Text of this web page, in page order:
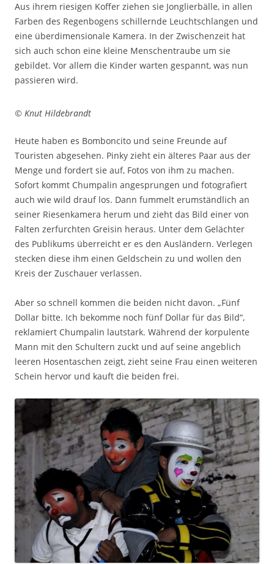
Aus ihrem riesigen Koffer ziehen sie Jonglierbälle, in allen
Farben des Regenbogens schillernde Leuchtschlangen und
eine überdimensionale Kamera. In der Zwischenzeit hat
sich auch schon eine kleine Menschentraube um sie
gebildet. Vor allem die Kinder warten gespannt, was nun
passieren wird.
© Knut Hildebrandt
Heute haben es Bomboncito und seine Freunde auf
Touristen abgesehen. Pinky zieht ein älteres Paar aus der
Menge und fordert sie auf, Fotos von ihm zu machen.
Sofort kommt Chumpalin angesprungen und fotografiert
auch wie wild drauf los. Dann fummelt erumständlich an
seiner Riesenkamera herum und zieht das Bild einer von
Falten zerfurchten Greisin heraus. Unter dem Gelächter
des Publikums überreicht er es den Ausländern. Verlegen
stecken diese ihm einen Geldschein zu und wollen den
Kreis der Zuschauer verlassen.
Aber so schnell kommen die beiden nicht davon. „Fünf
Dollar bitte. Ich bekomme noch fünf Dollar für das Bild“,
reklamiert Chumpalin lautstark. Während der korpulente
Mann mit den Schultern zuckt und auf seine angeblich
leeren Hosentaschen zeigt, zieht seine Frau einen weiteren
Schein hervor und kauft die beiden frei.